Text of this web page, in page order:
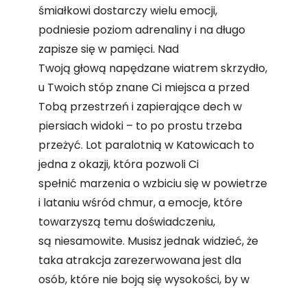
śmiałkowi dostarczy wielu emocji,
podniesie poziom adrenaliny i na długo
zapisze się w pamięci. Nad
Twoją głową napędzane wiatrem skrzydło,
u Twoich stóp znane Ci miejsca a przed
Tobą przestrzeń i zapierające dech w
piersiach widoki – to po prostu trzeba
przeżyć. Lot paralotnią w Katowicach to
jedna z okazji, która pozwoli Ci
spełnić marzenia o wzbiciu się w powietrze
i lataniu wśród chmur, a emocje, które
towarzyszą temu doświadczeniu,
są niesamowite. Musisz jednak widzieć, że
taka atrakcja zarezerwowana jest dla
osób, które nie boją się wysokości, by w